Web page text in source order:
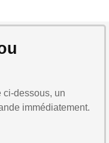
ci-dessous, un
immédiatement.